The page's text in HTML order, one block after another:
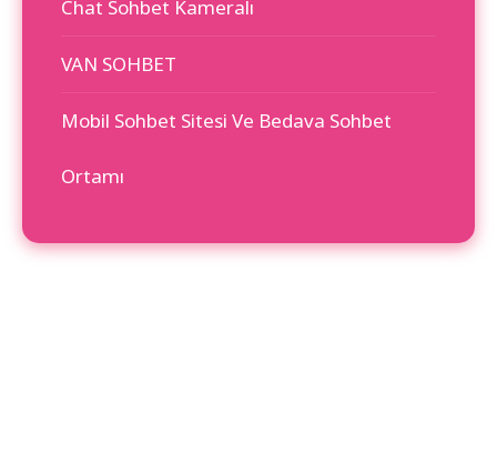
Chat Sohbet Kameralı
VAN SOHBET
Mobil Sohbet Sitesi Ve Bedava Sohbet
Ortamı